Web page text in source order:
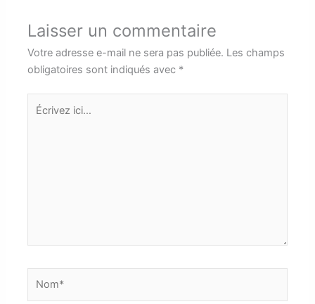
Laisser un commentaire
Votre adresse e-mail ne sera pas publiée. Les champs
obligatoires sont indiqués avec *
Écrivez
ici…